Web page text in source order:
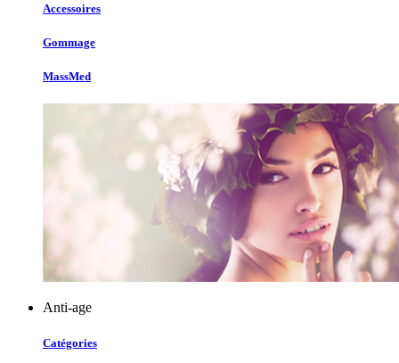
Accessoires
Gommage
MassMed
Anti-age
Catégories